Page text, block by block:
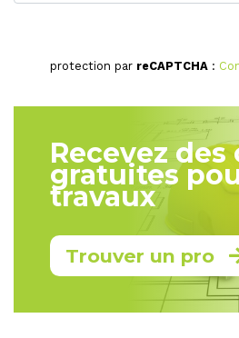
protection par reCAPTCHA :
Recevez des
gratuites
travaux
Trouver un pro